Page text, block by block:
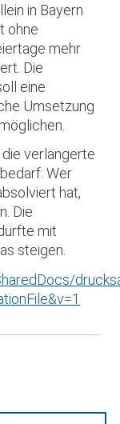
in Bayern
ohne
mehr
Die
eine
Umsetzung
verlängerte
Wer
hat,
Die
mit
steigen.